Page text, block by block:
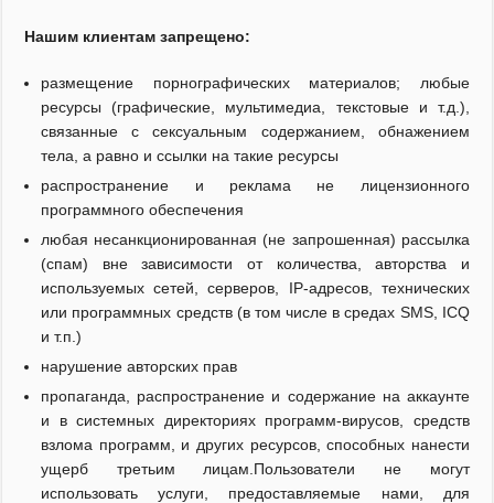
Нашим клиентам запрещено:
размещение порнографических материалов; любые
ресурсы (графические, мультимедиа, текстовые и т.д.),
связанные с сексуальным содержанием, обнажением
тела, а равно и ссылки на такие ресурсы
распространение и реклама не лицензионного
программного обеспечения
любая несанкционированная (не запрошенная) рассылка
(спам) вне зависимости от количества, авторства и
используемых сетей, серверов, IP-адресов, технических
или программных средств (в том числе в средах SMS, ICQ
и т.п.)
нарушение авторских прав
пропаганда, распространение и содержание на аккаунте
и в системных директориях программ-вирусов, средств
взлома программ, и других ресурсов, способных нанести
ущерб третьим лицам.Пользователи не могут
использовать услуги, предоставляемые нами, для